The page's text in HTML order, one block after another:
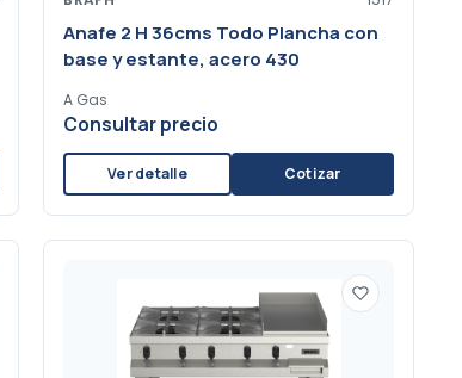
Anafe 2 H 36cms Todo Plancha con
base y estante, acero 430
A Gas
Consultar precio
Ver detalle Cotizar